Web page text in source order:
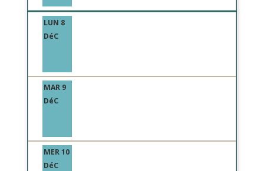
LUN 8
DéC
MAR 9
DéC
MER 10
DéC